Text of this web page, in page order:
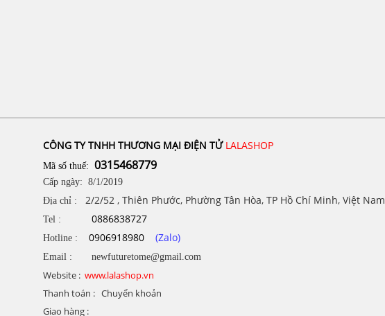
CÔNG TY TNHH THƯƠNG MẠI ĐIỆN TỬ LALASHOP
Mã số thuế: 0315468779
Cấp ngày: 8/1/2019
Địa chỉ : 2/2/52 , Thiên Phước, Phường Tân Hòa, TP Hồ Chí Minh, Việt Nam
Tel : 0886838727
Hotline : 0906918980 (Zalo)
Email : newfuturetome@gmail.com
Website : www.lalashop.vn
Thanh toán : Chuyển khoản
Giao hàng :